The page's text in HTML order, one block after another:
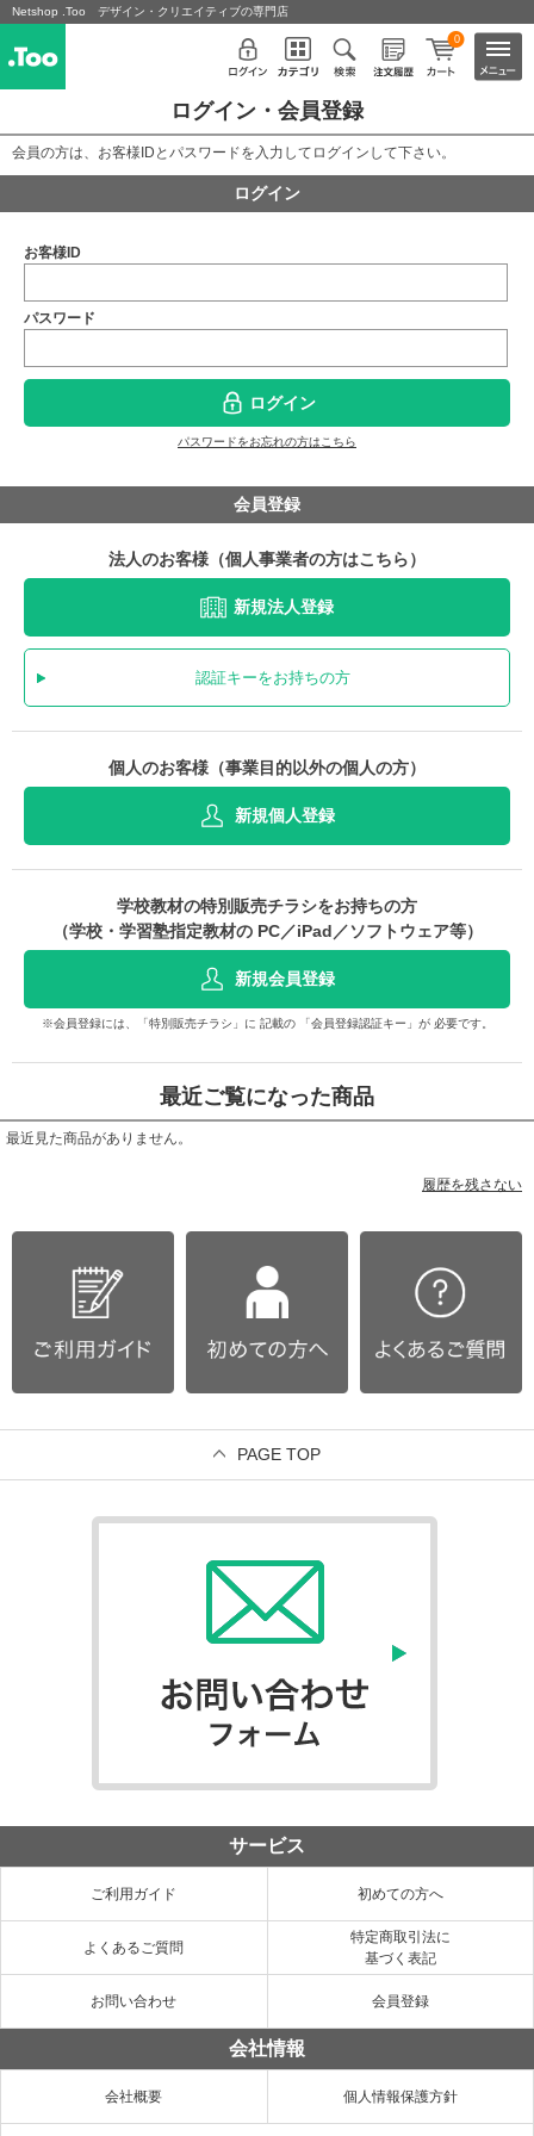
Netshop .Too デザイン・クリエイティブの専門店
0
ログイン・会員登録
会員の方は、お客様IDとパスワードを入力してログインして下さい。
ログイン
お客様ID
パスワード
ログイン
パスワードをお忘れの方はこちら
会員登録
法人のお客様（個人事業者の方はこちら）
新規法人登録
認証キーをお持ちの方
個人のお客様（事業目的以外の個人の方）
新規個人登録
学校教材の特別販売チラシをお持ちの方
（学校・学習塾指定教材の PC／iPad／ソフトウェア等）
新規会員登録
※会員登録には、「特別販売チラシ」に 記載の 「会員登録認証キー」が 必要です。
最近ご覧になった商品
最近見た商品がありません。
履歴を残さない
PAGE TOP
サービス
ご利用ガイド 初めての方へ
よくあるご質問
特定商取引法に
基づく表記
お問い合わせ 会員登録
会社情報
会社概要 個人情報保護方針